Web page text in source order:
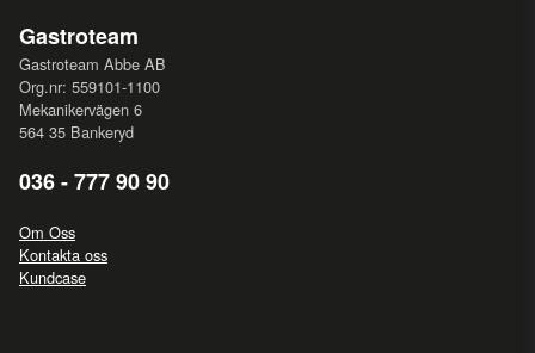
Gastroteam
Gastroteam Abbe AB
Org.nr: 559101-1100
Mekanikervägen 6
564 35 Bankeryd
036 - 777 90 90
Om Oss
Kontakta oss
Kundcase